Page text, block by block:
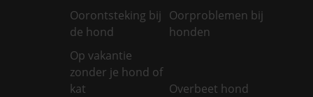
Oorontsteking bij
de hond
Oorproblemen bij
honden
Op vakantie
zonder je hond of
kat
Overbeet hond